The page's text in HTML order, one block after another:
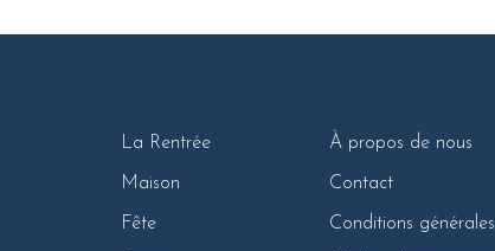
La Rentrée
Maison
Fête
À propos de nous
Contact
Conditions générales